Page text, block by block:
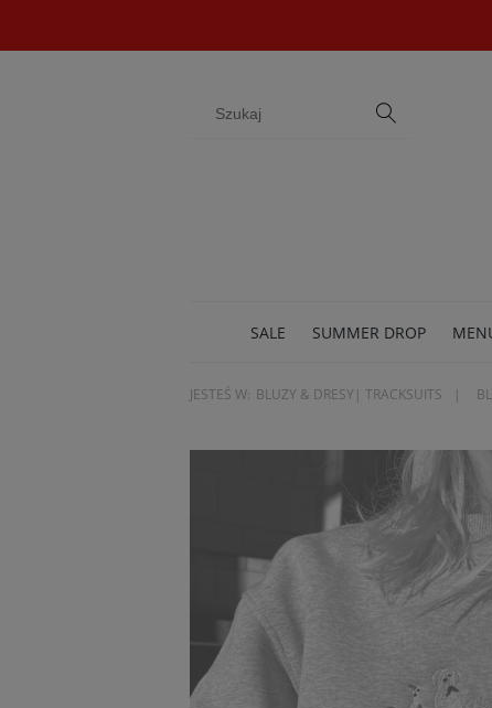
SALE SUMMER DROP
JESTEŚ W: BLUZY & DRESY| TRACKSUITS